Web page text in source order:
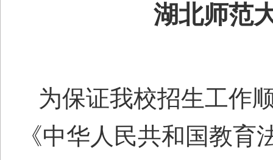
湖北师范
为保证我校招生工作
《中华人民共和国教